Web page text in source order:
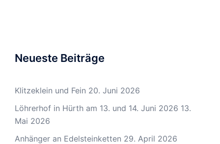
Neueste Beiträge
Klitzeklein und Fein 20. Juni 2026
Löhrerhof in Hürth am 13. und 14. Juni 2026 13.
Mai 2026
Anhänger an Edelsteinketten 29. April 2026